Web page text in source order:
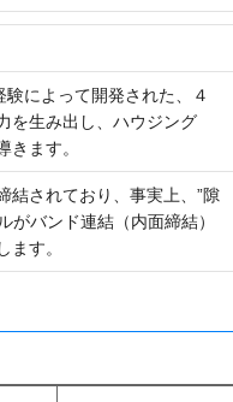
によって開発された、４
を生み出し、ハウジング
きます。
結されており、事実上、”隙
がバンド連結（内面締結）
ます。